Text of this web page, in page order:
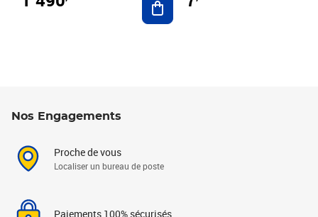
Nos Engagements
Proche de vous
Localiser un bureau de poste
Paiements 100% sécurisés